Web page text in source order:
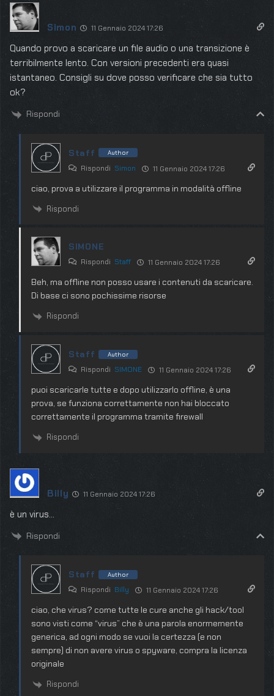
Simon 11 Gennaio 2024 17:26
Quando provo a scaricare un file audio o una transizione è
terribilmente lento. Con versioni precedenti era quasi
istantaneo. Consigli su dove posso verificare che sia tutto
ok?
Rispondi
Staff Author
Rispondi Simon 11 Gennaio 2024 17:26
ciao, prova a utilizzare il programma in modalità offline
Rispondi
SIMONE
Rispondi Staff 11 Gennaio 2024 17:26
Beh, ma offline non posso usare i contenuti da scaricare.
Di base ci sono pochissime risorse
Rispondi
Staff Author
Rispondi SIMONE 11 Gennaio 2024 17:26
puoi scaricarle tutte e dopo utilizzarlo offline, è una
prova, se funziona correttamente non hai bloccato
correttamente il programma tramite firewall
Rispondi
Billy 11 Gennaio 2024 17:26
è un virus…
Rispondi
Staff Author
Rispondi Billy 11 Gennaio 2024 17:26
ciao, che virus? come tutte le cure anche gli hack/tool
sono visti come “virus” che è una parola enormemente
generica, ad ogni modo se vuoi la certezza (e non
sempre) di non avere virus o spyware, compra la licenza
originale
Rispondi